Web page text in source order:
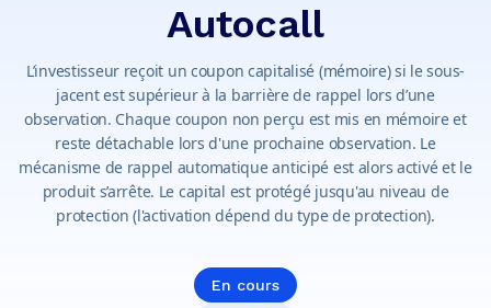
Autocall
L’investisseur reçoit un coupon capitalisé (mémoire) si le sous-
jacent est supérieur à la barrière de rappel lors d’une
observation. Chaque coupon non perçu est mis en mémoire et
reste détachable lors d'une prochaine observation. Le
mécanisme de rappel automatique anticipé est alors activé et le
produit s’arrête. Le capital est protégé jusqu'au niveau de
protection (l'activation dépend du type de protection).
En cours